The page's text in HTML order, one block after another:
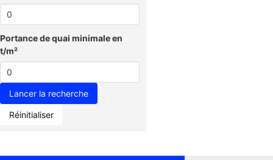
Portance de quai minimale en
t/m²
Réinitialiser